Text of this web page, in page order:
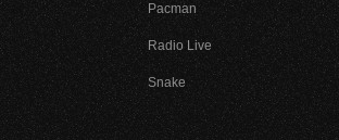
Pacman
Radio Live
Snake